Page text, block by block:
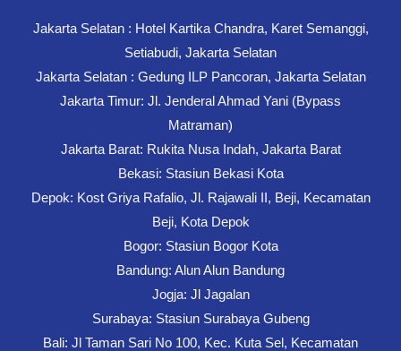
Jakarta Selatan : Hotel Kartika Chandra, Karet Semanggi,
Setiabudi, Jakarta Selatan
Jakarta Selatan : Gedung ILP Pancoran, Jakarta Selatan
Jakarta Timur: Jl. Jenderal Ahmad Yani (Bypass
Matraman)
Jakarta Barat: Rukita Nusa Indah, Jakarta Barat
Bekasi: Stasiun Bekasi Kota
Depok: Kost Griya Rafalio, Jl. Rajawali II, Beji, Kecamatan
Beji, Kota Depok
Bogor: Stasiun Bogor Kota
Bandung: Alun Alun Bandung
Jogja: Jl Jagalan
Surabaya: Stasiun Surabaya Gubeng
Bali: Jl Taman Sari No 100, Kec. Kuta Sel, Kecamatan